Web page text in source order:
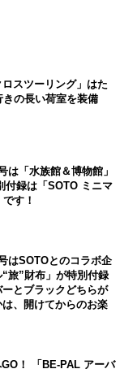
ロスツーリング」はた
の長い荷室を装備
は「水族館＆博物館」
付録は「SOTO ミニマ
す！
はSOTOとのコラボ企
旅”財布」が特別付録
とブラックどちらが
、開けてからのお楽
！ 「BE-PAL アーバ